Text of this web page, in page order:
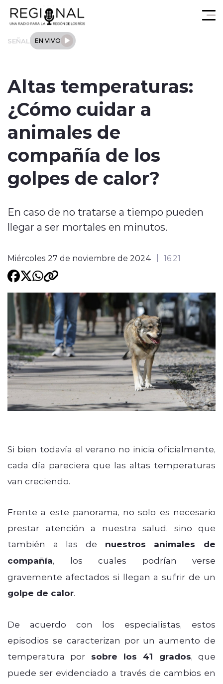
SEÑAL EN VIVO
Regional
Tendencias
Internacional
Entrevistas
modo claro
Altas temperaturas:
¿Cómo cuidar a
animales de
compañía de los
golpes de calor?
En caso de no tratarse a tiempo pueden
llegar a ser mortales en minutos.
Miércoles 27 de noviembre de 2024 16:21
Si bien todavía el verano no inicia oficialmente,
cada día pareciera que las altas temperaturas
van creciendo.
Frente a este panorama, no solo es necesario
prestar atención a nuestra salud, sino que
también a las de nuestros animales de
compañía, los cuales podrían verse
gravemente afectados si llegan a sufrir de un
golpe de calor.
De acuerdo con los especialistas, estos
episodios se caracterizan por un aumento de
temperatura por sobre los 41 grados, que
puede ser evidenciado a través de cambios en